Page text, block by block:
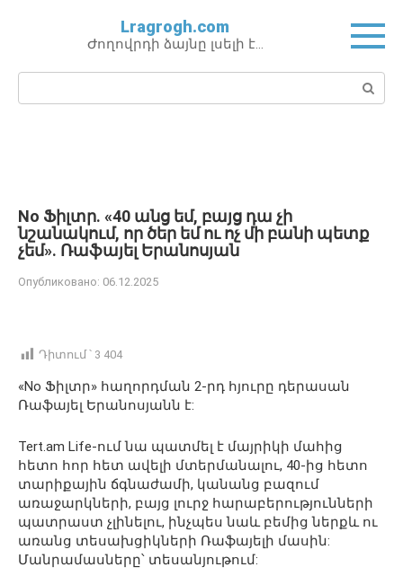
Lragrogh.com
Ժողովրդի ձայնը լսելի է…
Поиск:
No Ֆիլտր. «40 անց եմ, բայց դա չի
նշանակում, որ ծեր եմ ու ոչ մի բանի պետք
չեմ». Ռաֆայել Երանոսյան
Опубликовано: 06.12.2025
Դիտում ՝ 3 404
«No Ֆիլտր» հաղորդման 2-րդ հյուրը դերասան
Ռաֆայել Երանոսյանն է:
Tert.am Life-ում նա պատմել է մայրիկի մահից
հետո հոր հետ ավելի մտերմանալու, 40-ից հետո
տարիքային ճգնաժամի, կանանց բազում
առաջարկների, բայց լուրջ հարաբերությունների
պատրաստ չլինելու, ինչպես նաև բեմից ներքև ու
առանց տեսախցիկների Ռաֆայելի մասին:
Մանրամասները՝ տեսանյութում: